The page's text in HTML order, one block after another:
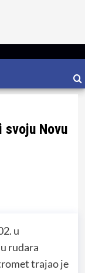
svoju Novu
u
rudara
trajao je